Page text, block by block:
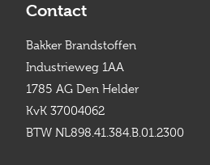
Contact
Bakker Brandstoffen
Industrieweg 1AA
1785 AG Den Helder
KvK 37004062
BTW NL898.41.384.B.01.2300